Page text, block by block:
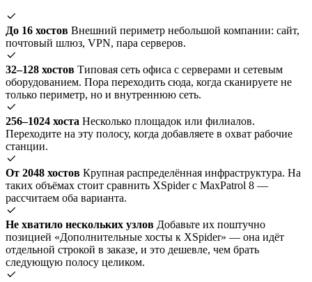
До 16 хостов Внешний периметр небольшой компании: сайт,
почтовый шлюз, VPN, пара серверов.
32–128 хостов Типовая сеть офиса с серверами и сетевым
оборудованием. Пора переходить сюда, когда сканируете не
только периметр, но и внутреннюю сеть.
256–1024 хоста Несколько площадок или филиалов.
Переходите на эту полосу, когда добавляете в охват рабочие
станции.
От 2048 хостов Крупная распределённая инфраструктура. На
таких объёмах стоит сравнить XSpider с MaxPatrol 8 —
рассчитаем оба варианта.
Не хватило нескольких узлов Добавьте их поштучно
позицией «Дополнительные хосты к XSpider» — она идёт
отдельной строкой в заказе, и это дешевле, чем брать
следующую полосу целиком.